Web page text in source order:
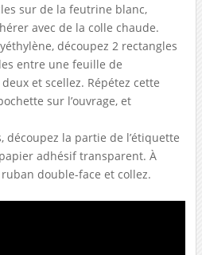
sur de la feutrine blanc,
avec de la colle chaude.
découpez 2 rectangles
entre une feuille de
et scellez. Répétez cette
sur l’ouvrage, et
découpez la partie de l’étiquette
adhésif transparent. À
double-face et collez.